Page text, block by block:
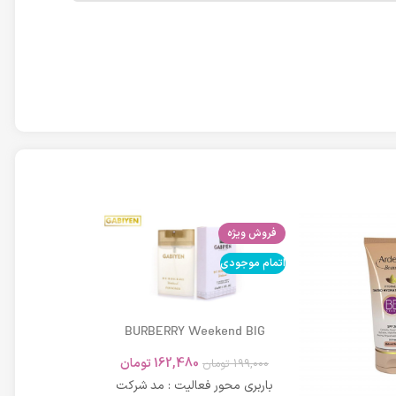
فروش ویژه
اتمام موجودی
BURBERRY Weekend BIG
199,000 تومان 162,480تومان
باربری محور فعالیت : مد شرکت